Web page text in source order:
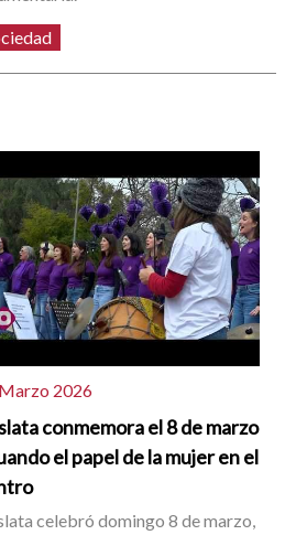
2026
conmemora el 8 de marzo
el papel de la mujer en el
celebró domingo 8 de marzo,